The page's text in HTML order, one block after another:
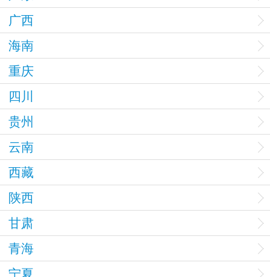
广西
海南
重庆
四川
贵州
云南
西藏
陕西
甘肃
青海
宁夏